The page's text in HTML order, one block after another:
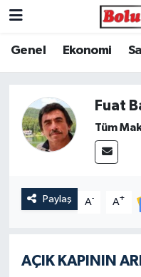
Genel Ekonomi
Fuat
Tüm
Paylaş A- A+
AÇIK KAPININ